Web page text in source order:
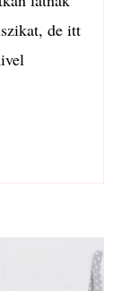
de itt